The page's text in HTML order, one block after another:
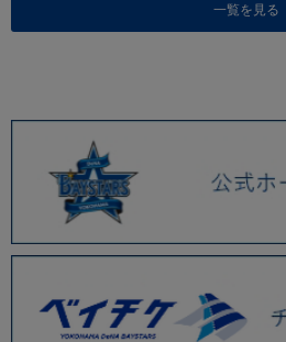
一覧を見る